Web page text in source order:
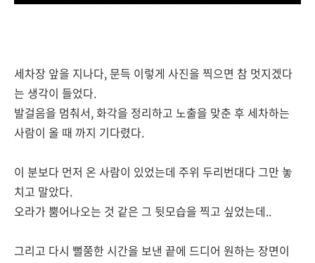
세차장 앞을 지나다, 문득 이렇게 사진을 찍으면 참 멋지겠다
는 생각이 들었다.
발걸음을 멈춰서, 화각을 정리하고 노출을 맞춘 후 세차하는
사람이 올 때 까지 기다렸다.
이 분보다 먼저 온 사람이 있었는데 주위 두리번대다 그만 놓
치고 말았다.
오라가 뿜어나오는 것 같은 그 뒷모습을 찍고 싶었는데..
그리고 다시 뻘쭘한 시간을 보낸 끝에 드디어 원하는 장면이